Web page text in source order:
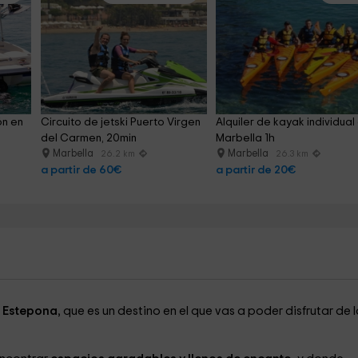
en
Circuito de jetski Puerto Virgen
del Carmen, 20min
Marbella 26.2 km
a partir de 60€
Alquiler de kayak
Marbella 1h
Marbella 26.3 km
a partir de 20€
Estepona, que es un destino en el que vas a poder disfrutar de